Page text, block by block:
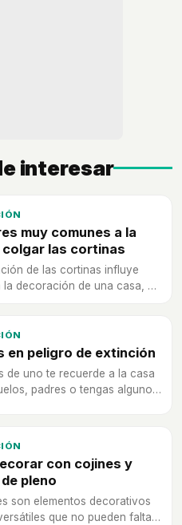
interesar
muy comunes a la
colgar las cortinas
de las cortinas influye
la decoración de una casa, es
en peligro de extinción
de uno te recuerde a la casa
padres o tengas alguno
con cojines y
pleno
son elementos decorativos
que no pueden faltar